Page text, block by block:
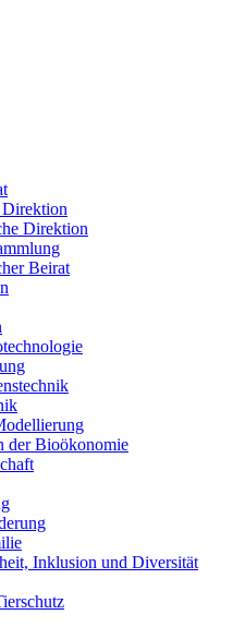
Direktion
Beirat
der Bioökonomie
Inklusion und Diversität